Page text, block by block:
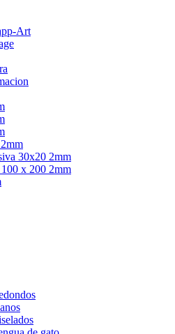
Art
30x20 2mm
x 200 2mm